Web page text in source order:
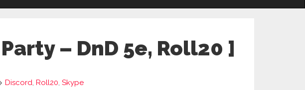
– DnD 5e, Roll20 ]
Discord, Roll20, Skype